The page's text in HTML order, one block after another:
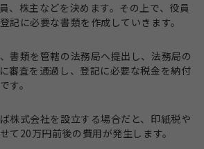
、株主などを決めます。その上で、役員
記に必要な書類を作成していきます。
書類を管轄の法務局へ提出し、法務局の
審査を通過し、登記に必要な税金を納付
す。
株式会社を設立する場合だと、印紙税や
て20万円前後の費用が発生します。